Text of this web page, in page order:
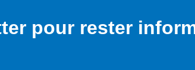
pour rester